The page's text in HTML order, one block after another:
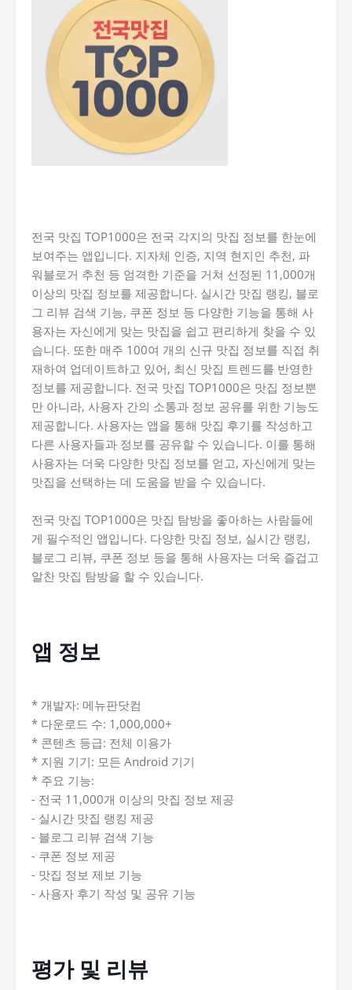
전국 맛집 TOP1000은 전국 각지의 맛집 정보를 한눈에
보여주는 앱입니다. 지자체 인증, 지역 현지인 추천, 파
워블로거 추천 등 엄격한 기준을 거쳐 선정된 11,000개
이상의 맛집 정보를 제공합니다. 실시간 맛집 랭킹, 블로
그 리뷰 검색 기능, 쿠폰 정보 등 다양한 기능을 통해 사
용자는 자신에게 맞는 맛집을 쉽고 편리하게 찾을 수 있
습니다. 또한 매주 100여 개의 신규 맛집 정보를 직접 취
재하여 업데이트하고 있어, 최신 맛집 트렌드를 반영한
정보를 제공합니다. 전국 맛집 TOP1000은 맛집 정보뿐
만 아니라, 사용자 간의 소통과 정보 공유를 위한 기능도
제공합니다. 사용자는 앱을 통해 맛집 후기를 작성하고
다른 사용자들과 정보를 공유할 수 있습니다. 이를 통해
사용자는 더욱 다양한 맛집 정보를 얻고, 자신에게 맞는
맛집을 선택하는 데 도움을 받을 수 있습니다.
전국 맛집 TOP1000은 맛집 탐방을 좋아하는 사람들에
게 필수적인 앱입니다. 다양한 맛집 정보, 실시간 랭킹,
블로그 리뷰, 쿠폰 정보 등을 통해 사용자는 더욱 즐겁고
알찬 맛집 탐방을 할 수 있습니다.
앱 정보
* 개발자: 메뉴판닷컴
* 다운로드 수: 1,000,000+
* 콘텐츠 등급: 전체 이용가
* 지원 기기: 모든 Android 기기
* 주요 기능:
- 전국 11,000개 이상의 맛집 정보 제공
- 실시간 맛집 랭킹 제공
- 블로그 리뷰 검색 기능
- 쿠폰 정보 제공
- 맛집 정보 제보 기능
- 사용자 후기 작성 및 공유 기능
평가 및 리뷰